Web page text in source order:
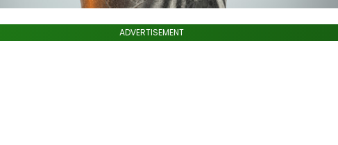
ADVERTISEMENT